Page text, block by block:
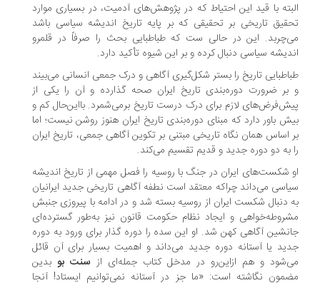
با قید این احتیاط که در پژوهش‌های آدمیت، در بسیاری موارد
تاریخی بر تحقیقی که بر پایه تاریخ اندیشه سیاسی باشد
این در حالی ست که طباطبایی بحث را صرفاً در قلمرو
سیاسی دنبال کرده و بر این شیوه تأکید دارد.
تاریخ را بستر شکل‌گیری آگاهی و درک جمعی انسانی می‌بیند
ضرورت دوره‌بندى تاریخ ایران صحه گذارده و آن را یکی از
لازم برای درک درست تاریخ برمی‌شمرد. بااین‌حال کم و
باور دارد که مبنای دوره‌بندى تاریخ ایران هنوز روشن نیست؛ اما
اساس همان نگاه تاریخی مبتنی بر تکوین آگاهی جمعی، تاریخ ایران
به دو دوره جدید و قدیم تقسیم می‌کند.
شکست‌های ایران در جنگ با روسیه را فصل مهمی از تاریخ اندیشه
می‌داند چراکه معتقد است نطفه آگاهی تاریخی جدید ایرانیان
دنبال شکست ایران از روسیه بسته شد و در ادامه با پیروزی جنبش
و ایجاد نظام حکومت قانون نیز به‌طور گسترده‌ای
آگاهی کهن شد. او این سده را دوره گذار برای ورود به دوره
یا آستانه دوره جدید می‌داند و اهمیت بسیار برای آن قائل
و هم ازاین‌رو در مدخل کتاب جمله‌ای ازسنت بوبدین
نگاشته است: «ما جز در آستانه نمی‌توانیم ایستاد! آنجا